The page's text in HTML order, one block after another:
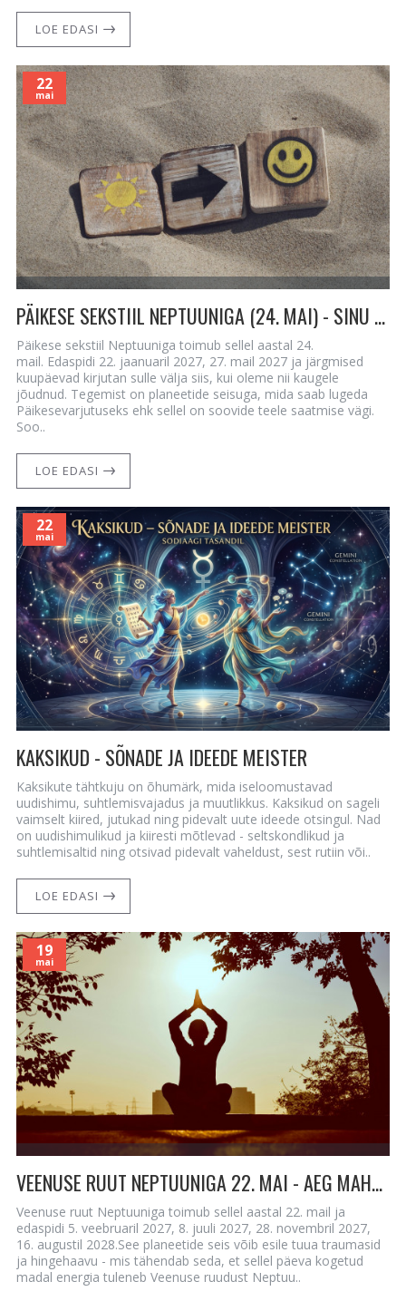
LOE EDASI
22
mai
PÄIKESE SEKSTIIL NEPTUUNIGA (24. MAI) - SINU SOOVID TÄITUVAD!
Päikese sekstiil Neptuuniga toimub sellel aastal 24.
mail. Edaspidi 22. jaanuaril 2027, 27. mail 2027 ja järgmised
kuupäevad kirjutan sulle välja siis, kui oleme nii kaugele
jõudnud. Tegemist on planeetide seisuga, mida saab lugeda
Päikesevarjutuseks ehk sellel on soovide teele saatmise vägi.
Soo..
LOE EDASI
22
mai
KAKSIKUD - SÕNADE JA IDEEDE MEISTER
Kaksikute tähtkuju on õhumärk, mida iseloomustavad
uudishimu, suhtlemisvajadus ja muutlikkus. Kaksikud on sageli
vaimselt kiired, jutukad ning pidevalt uute ideede otsingul. Nad
on uudishimulikud ja kiiresti mõtlevad - seltskondlikud ja
suhtlemisaltid ning otsivad pidevalt vaheldust, sest rutiin või..
LOE EDASI
19
mai
VEENUSE RUUT NEPTUUNIGA 22. MAI - AEG MAHA VÕTTA
Veenuse ruut Neptuuniga toimub sellel aastal 22. mail ja
edaspidi 5. veebruaril 2027, 8. juuli 2027, 28. novembril 2027,
16. augustil 2028.See planeetide seis võib esile tuua traumasid
ja hingehaavu - mis tähendab seda, et sellel päeva kogetud
madal energia tuleneb Veenuse ruudust Neptuu..